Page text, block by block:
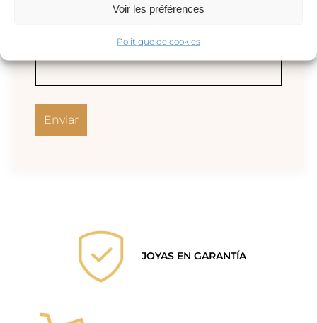
Voir les préférences
Politique de cookies
JOYAS EN GARANTÍA